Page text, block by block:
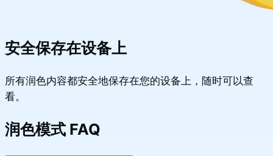
安全保存在设备上
所有润色内容都安全地保存在您的设备上，随时可以查
看。
润色模式 FAQ